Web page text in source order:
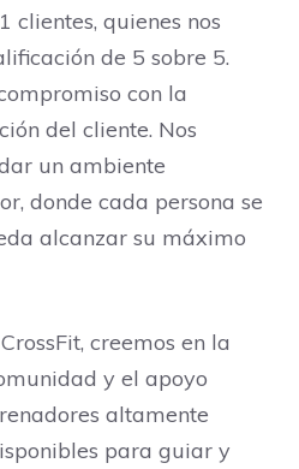
clientes, quienes nos
de 5 sobre 5.
con la
del cliente. Nos
un ambiente
donde cada persona se
alcanzar su máximo
creemos en la
y el apoyo
altamente
para guiar y